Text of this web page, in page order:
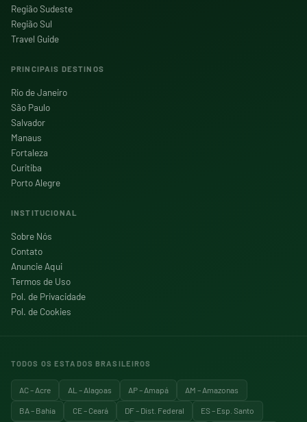
Região Sudeste
Região Sul
Travel Guide
PRINCIPAIS DESTINOS
Rio de Janeiro
São Paulo
Salvador
Manaus
Fortaleza
Curitiba
Porto Alegre
INSTITUCIONAL
Sobre Nós
Contato
Anuncie Aqui
Termos de Uso
Pol. de Privacidade
Pol. de Cookies
TODOS OS ESTADOS BRASILEIROS
AC – Acre AL – Alagoas AP – Amapá AM – Amazonas
BA – Bahia CE – Ceará DF – Dist. Federal ES – Esp. Santo